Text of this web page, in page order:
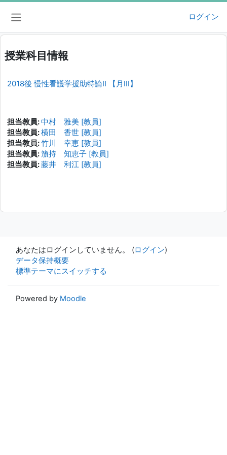
メインコンテンツへスキップする
ログイン
授業科目情報
2018後 慢性看護学援助特論II 【月III】
担当教員:中村 雅美 [教員]
担当教員:横田 香世 [教員]
担当教員:竹川 幸恵 [教員]
担当教員:籏持 知恵子 [教員]
担当教員:藤井 利江 [教員]
あなたはログインしていません。 (ログイン)
データ保持概要
標準テーマにスイッチする
Powered by Moodle